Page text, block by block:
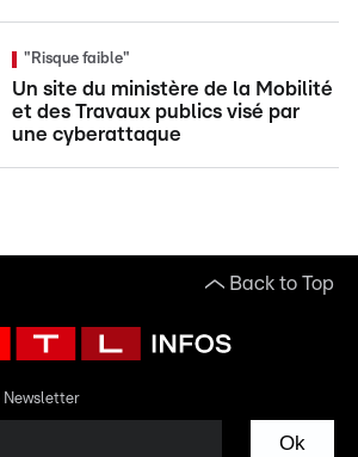
"Risque faible"
Un site du ministère de la Mobilité
et des Travaux publics visé par
une cyberattaque
Back to Top
Newsletter
Ok